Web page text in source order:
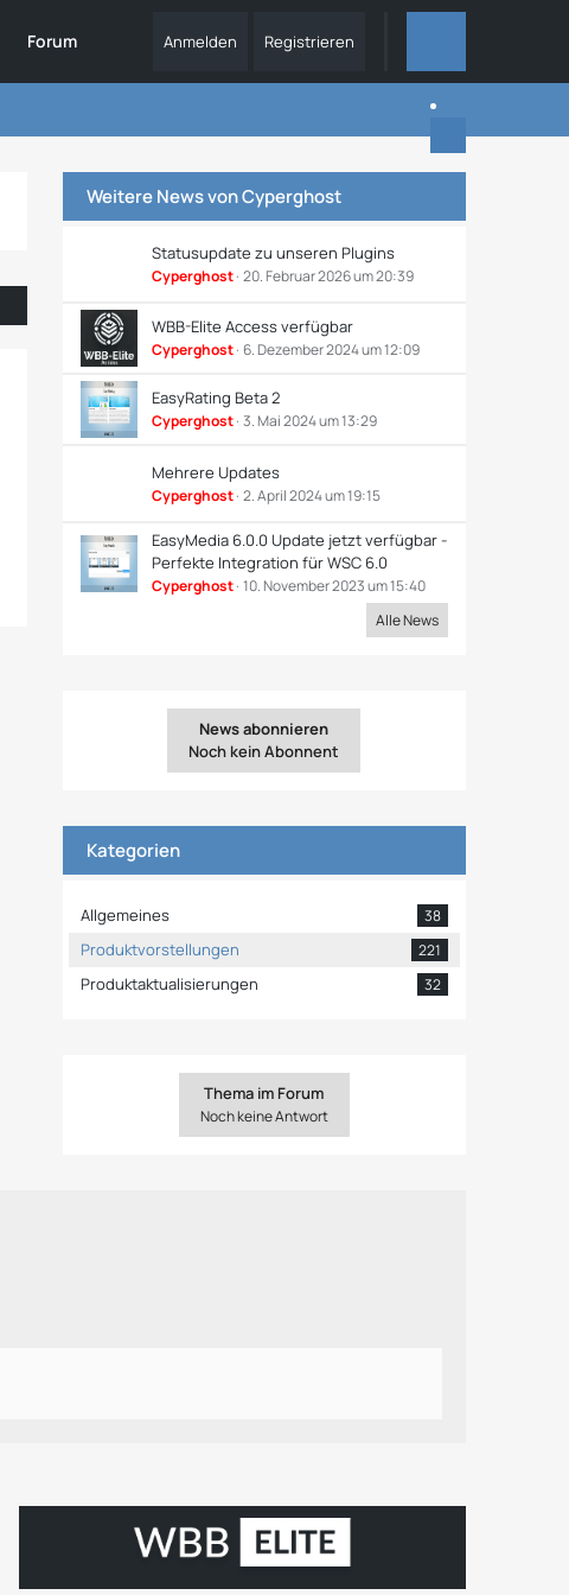
Forum Anmelden Registrieren
Weitere News vonCyperghost
Statusupdate zu unseren Plugins
Cyperghost 20. Februar 2026 um 20:39
WBB-Elite Access verfügbar
Cyperghost 6. Dezember 2024 um 12:09
EasyRating Beta 2
Cyperghost 3. Mai 2024 um 13:29
Mehrere Updates
Cyperghost 2. April 2024 um 19:15
EasyMedia 6.0.0 Update jetzt verfügbar -
Perfekte Integration für WSC 6.0
Cyperghost 10. November 2023 um 15:40
Alle News
News abonnieren
Noch kein Abonnent
Kategorien
Allgemeines 38
Produktvorstellungen 221
Produktaktualisierungen 32
Thema im Forum
Noch keine Antwort